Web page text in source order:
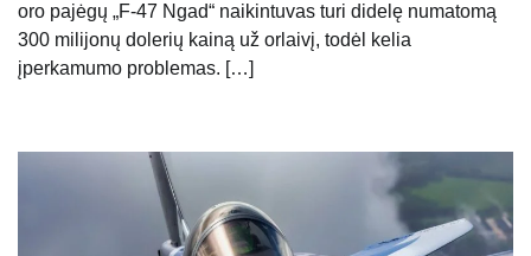
oro pajėgų „F-47 Ngad“ naikintuvas turi didelę numatomą
300 milijonų dolerių kainą už orlaivį, todėl kelia
įperkamumo problemas. […]